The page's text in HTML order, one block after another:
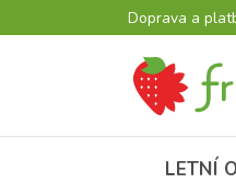
Doprava a
LETNÍ